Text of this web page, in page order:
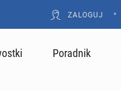
ZALOGUJ •
Poradnik